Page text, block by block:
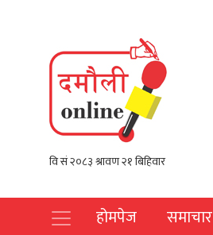
होमपेज समाचार